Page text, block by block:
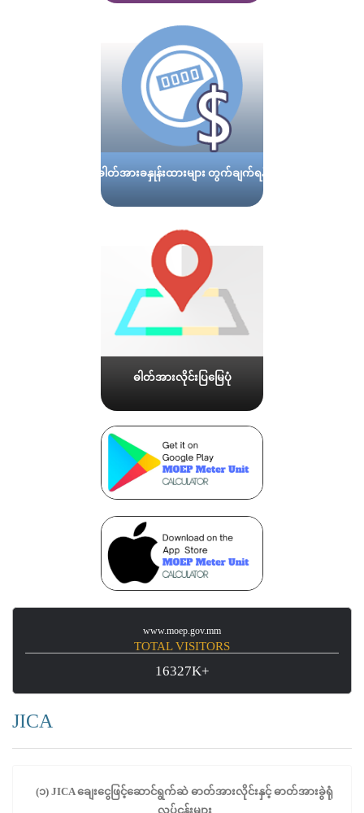
ဓါတ်အားခနှုန်းထားများ တွက်ချက်ရန်
ဓါတ်အားလိုင်းပြမြေပုံ
www.moep.gov.mm
TOTAL VISITORS
16327K+
JICA
(၁) JICAချေးငွေဖြင့်ဆောင်ရွက်ဆဲ ဓာတ်အားလိုင်းနှင့် ဓာတ်အားခွဲရုံ
လုပ်ငန်းများ